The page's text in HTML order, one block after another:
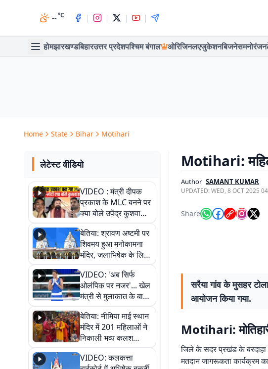
--°C | | | |
होमझारखण्डबिहारउत्तर प्रदेशपश्चिम बंगाल ओरिजिनलएजुकेशनबिजनेसमनोरंजन
Home State Bihar Motihari
लेटेस्ट वीडियो
VIDEO : मंत्री दीपक
प्रकाश के MLC बनने पर
क्या बोले उपेंद्र कुशवाहा,
सुनिए
बेतिया: श्रावण अष्टमी पर
शिवमय हुआ मनोकामना
मंदिर, जलाभिषेक के लिए
लगी लंबी कतारें
VIDEO: 'अब सिर्फ
ओलंपिक पर नजर'... खेल
मंत्री से मुलाकात के बाद
जैसमीन लंबोरिया का बड़ा
बयान
बेतिया: नीमिया माई स्थान
मंदिर में 201 महिलाओं ने
निकाली भव्य कलश
शोभायात्रा, शिवलिंग
प्राण-प्रतिष्ठा महोत्सव
VIDEO: कलकत्ता
Motihari:
Author SAMANT KUMAR
UPDATED:WED, 8 OCT 2025
Share
सरैया गांव के मुसहर
आयोजन किया गया.
Motihari:
जिले के सदर प्रखंड के बरदाहा
मतदान जागरूकता कार्यक्रम